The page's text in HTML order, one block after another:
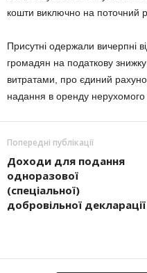
кошти виключно на поточний
Присутні одержали вичерпні
громадян на податкову
витратами, про єдиний
надання в оренду нерухомого
Попередні публікації
Доходи для подання
одноразової
(спеціальної)
добровільної декларації